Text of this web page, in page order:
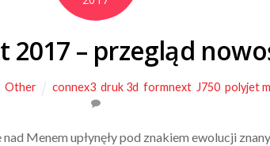
2017 – przegląd
Other connex3, druk 3d formnext, J750, polyjet
Menem upłynęły pod znakiem ewolucji